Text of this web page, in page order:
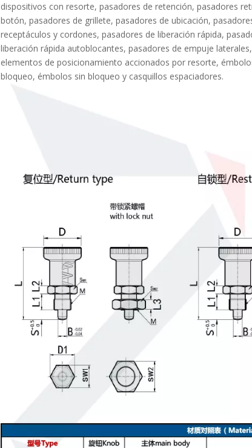
Émbolos indexadores de precisión Forma de punta seleccionable PXAN
dispositivos con resorte, pasadores de retención, pasadores
botón, pasadores de grillete, pasadores de ubicación,
receptáculos y cordones, pasadores de liberación rápida,
liberación rápida autoblocantes, pasadores de empuje
elementos de posicionamiento accionados por resorte,
bloqueo, émbolos sin bloqueo y casquillos espaciadores.